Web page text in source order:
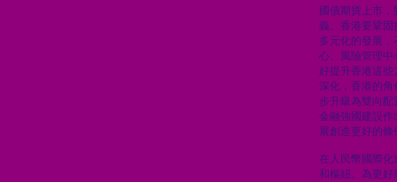
國債期貨上市
義。香港要鞏固
多元化的發展
心、風險管理中
好提升香港這些
深化，香港的角
步升級為雙向配
金融強國建設作
展創造更好的條
在人民幣國際化
和樞紐。為更好